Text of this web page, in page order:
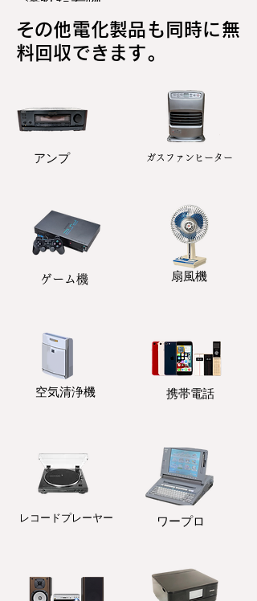
その他電化製品も同時に無
料回収できます。
アンプ ガスファンヒーター
ゲーム機 扇風機
​空気清浄機 携帯電話
レコードプレーヤー ワープロ